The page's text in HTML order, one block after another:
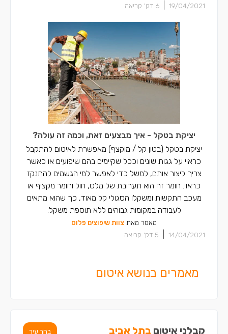
19/04/2021
6 דק' קריאה
יציקת בטקל - איך מבצעים זאת, וכמה זה עולה?
יציקת בטקל (בטון קל / מוקצף) מאפשרת לאיטום להתקבל
כראוי על גגות שונים וככל שקיימים בהם שיפועים או כאשר
צריך ליצור אותם, למשל כדי לאפשר למי הגשמים להתנקז
כראוי. חומר זה הוא תערובת של מלט, חול וחומר מקציף או
מעכב התקשות ומשקלו הסגולי קל מאוד, כך שהוא מתאים
לעבודה במקומות גבוהים ללא תוספת משקל.
מאמר מאת צוות שיפוצים פלוס
14/04/2021
5 דק' קריאה
מאמרים בנושא איטום
קבלני איטום בתל אביב בחר עיר